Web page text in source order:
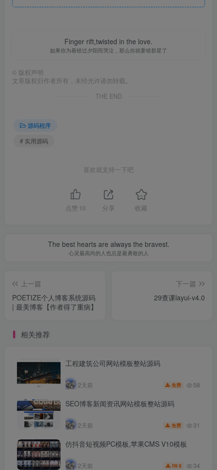
Finger rift,twisted in the love.
如果你为着错过夕阳而哭泣，那么你就要错群星了
© 版权声明
文章版权归作者所有，未经允许请勿转载。
THE END
源码程序
# 实用源码
喜欢就支持一下吧
点赞 10 分享 收藏
The best hearts are always the bravest.
心灵最高尚的人也总是最勇敢的人
上一篇
POETIZE个人博客系统源码
| 最美博客【作者得了重病】
下一篇
29查课layui-v4.0
相关推荐
工程建筑公司网站模板整站源码
2天前 免费 58
SEO博客新闻资讯网站模板整站源码
2天前 免费 31
仿抖音短视频PC模板,苹果CMS V10模板
2天前 R9.9 34